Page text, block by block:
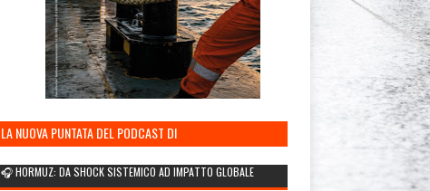
LA NUOVA PUNTATA DEL PODCAST DI
🎧 HORMUZ: DA SHOCK SISTEMICO AD IMPATTO GLOBALE